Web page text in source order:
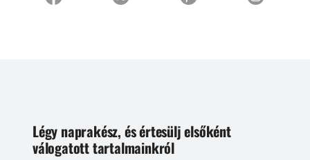
Légy naprakész, és értesülj elsőként
válogatott tartalmainkról